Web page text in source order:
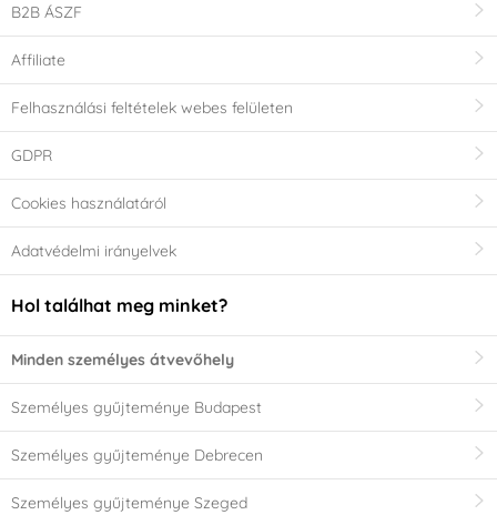
B2B ÁSZF
Affiliate
Felhasználási feltételek webes felületen
GDPR
Cookies használatáról
Adatvédelmi irányelvek
Hol találhat meg minket?
Minden személyes átvevőhely
Személyes gyűjteménye Budapest
Személyes gyűjteménye Debrecen
Személyes gyűjteménye Szeged